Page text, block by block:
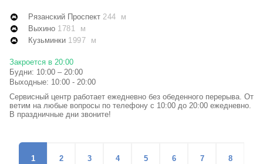
Рязанский Проспект 244 м
Выхино 1781 м
Кузьминки 1997 м
Закроется в 20:00
Будни: 10:00 – 20:00
Выходные: 10:00 - 20:00
Сервисный центр работает ежедневно без обеденного перерыва. От
ветим на любые вопросы по телефону с 10:00 до 20:00 ежедневно.
В праздничные дни звоните!
1 2 3 4 5 6 7 8